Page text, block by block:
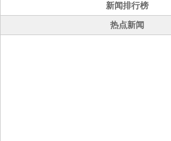
新闻排行榜
热点新闻